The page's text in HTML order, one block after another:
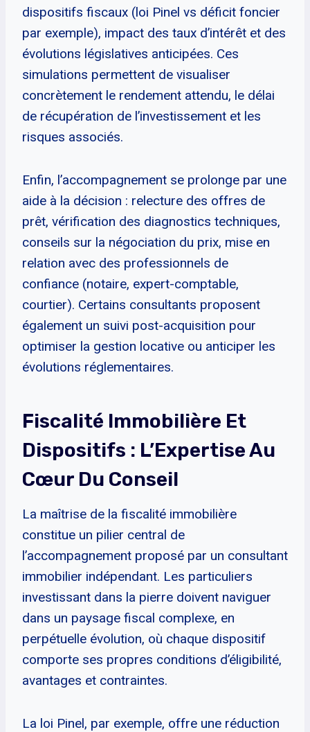
dispositifs fiscaux (loi Pinel vs déficit foncier
par exemple), impact des taux d’intérêt et des
évolutions législatives anticipées. Ces
simulations permettent de visualiser
concrètement le rendement attendu, le délai
de récupération de l’investissement et les
risques associés.
Enfin, l’accompagnement se prolonge par une
aide à la décision : relecture des offres de
prêt, vérification des diagnostics techniques,
conseils sur la négociation du prix, mise en
relation avec des professionnels de
confiance (notaire, expert-comptable,
courtier). Certains consultants proposent
également un suivi post-acquisition pour
optimiser la gestion locative ou anticiper les
évolutions réglementaires.
Fiscalité Immobilière Et
Dispositifs : L’Expertise Au
Cœur Du Conseil
La maîtrise de la fiscalité immobilière
constitue un pilier central de
l’accompagnement proposé par un consultant
immobilier indépendant. Les particuliers
investissant dans la pierre doivent naviguer
dans un paysage fiscal complexe, en
perpétuelle évolution, où chaque dispositif
comporte ses propres conditions d’éligibilité,
avantages et contraintes.
La loi Pinel, par exemple, offre une réduction